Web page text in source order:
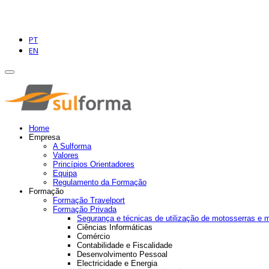
PT
EN
Home
Empresa
A Sulforma
Valores
Princípios Orientadores
Equipa
Regulamento da Formação
Formação
Formação Travelport
Formação Privada
Segurança e técnicas de utilização de motosserras e
Ciências Informáticas
Comércio
Contabilidade e Fiscalidade
Desenvolvimento Pessoal
Electricidade e Energia